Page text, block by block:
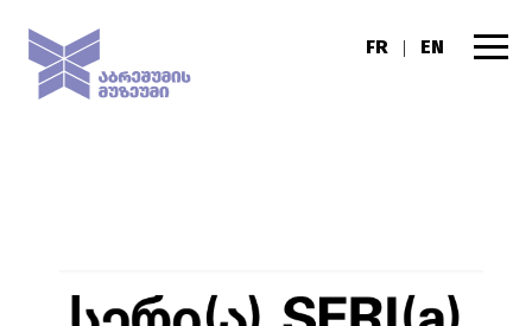
FR | EN